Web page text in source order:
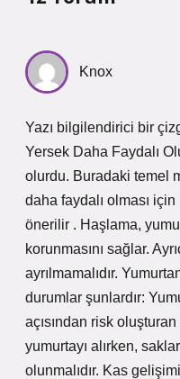
Knox
Yazı bilgilendirici bir
Yersek Daha Faydalı
olurdu. Buradaki temel
daha faydalı olması
önerilir . Haşlama,
korunmasını sağlar.
ayrılmamalıdır.
durumlar şunlardır:
açısından risk
yumurtayı alırken,
olunmalıdır. Kas